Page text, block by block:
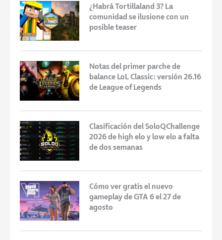
¿Habrá Tortillaland 3? La
comunidad se ilusione con un
posible teaser
Notas del primer parche de
balance LoL Classic: versión 26.16
de League of Legends
Clasificación del SoloQChallenge
2026 de high elo y low elo a falta
de dos semanas
Cómo ver gratis el nuevo
gameplay de GTA 6 el 27 de
agosto